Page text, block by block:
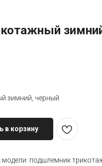
зимний, черный
в корзину
подшлемник